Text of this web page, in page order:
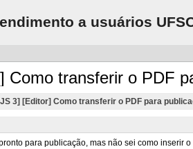
a usuários
Como transferir o PDF
3] [Editor] Como transferir o PDF para